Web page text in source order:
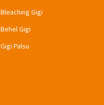
Bleaching Gigi
Behel Gigi
Gigi Palsu